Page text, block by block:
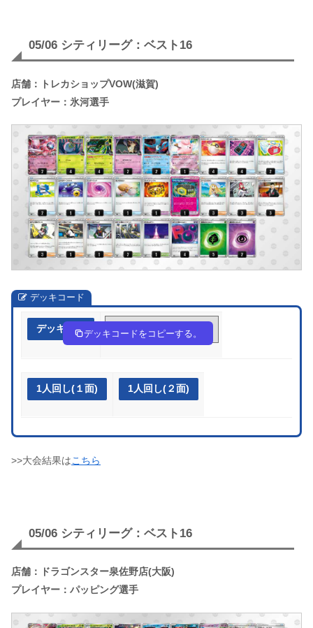
05/06 シティリーグ：ベスト16
店舗：トレカショップVOW(滋賀)
プレイヤー：氷河選手
デッキコード
デッキ作成 nLgNHQ-rKeTwb-Q9gNPg
デッキコードをコピーする。
1人回し(１面) 1人回し(２面)
>>大会結果はこちら
05/06 シティリーグ：ベスト16
店舗：ドラゴンスター泉佐野店(大阪)
プレイヤー：パッピング選手